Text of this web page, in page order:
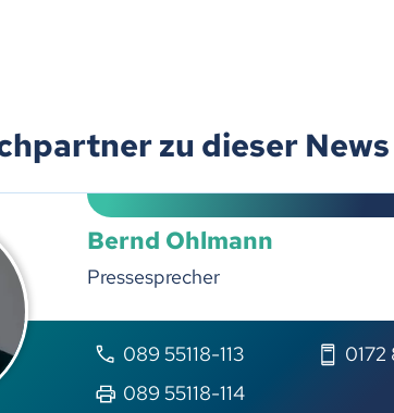
zu dieser News
Bernd Ohlmann
Pressesprecher
089 55118-113
089 55118-114